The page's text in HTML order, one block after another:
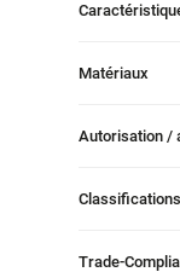
Matériaux
Autorisation /
Classifications
Trade-